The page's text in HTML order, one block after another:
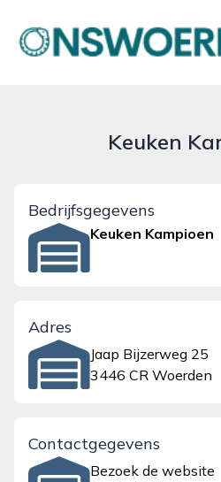
onswoerden.nl
Keuken
Bedrijfsgegevens
Keuken Kampioen
Adres
Jaap Bijzerweg 25
3446 CR Woerden
Contactgegevens
Bezoek de website